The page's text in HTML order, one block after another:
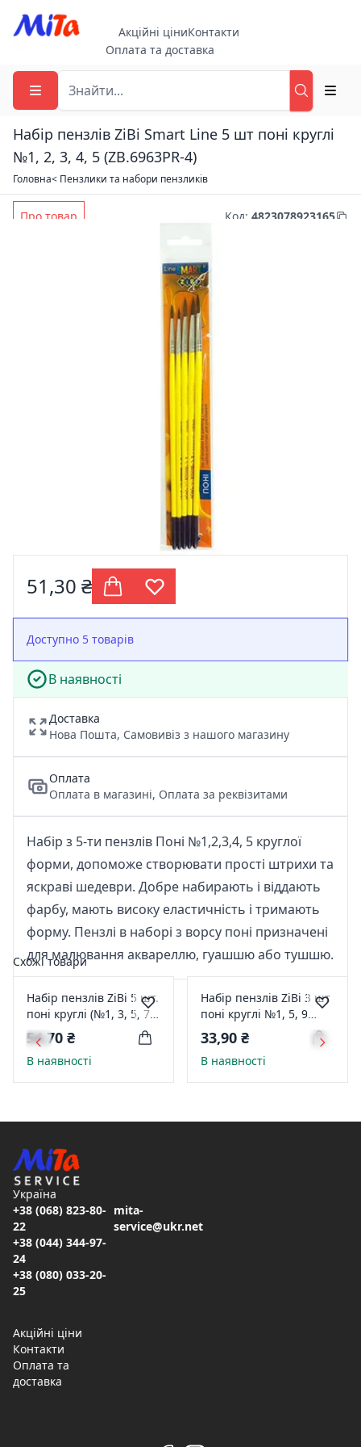
Акційні ціниКонтакти
Оплата та доставка
Набір пензлів ZiBi Smart Line 5 шт поні круглі
№1, 2, 3, 4, 5 (ZB.6963PR-4)
Головна< Пензлики та набори пензликів
Про товар Код: 4823078923165
51,30 ₴
Доступно 5 товарів
В наявності
Доставка
Нова Пошта, Самовивіз з нашого магазину
Оплата
Оплата в магазині, Оплата за реквізитами
Набір з 5-ти пензлів Поні №1,2,3,4, 5 круглої
форми, допоможе створювати прості штрихи та
яскраві шедеври. Добре набирають і віддають
фарбу, мають високу еластичність і тримають
форму. Пензлі в наборі з ворсу поні призначені
для малювання аквареллю, гуашшю або тушшю.
Схожі товари
Набір пензлів ZiBi 5 шт.
поні круглі (№1, 3, 5, 7,
10) (ZB.6963PR-5)
54,70 ₴
В наявності
Набір пензлів ZiBi 3 шт
поні круглі №1, 5, 9
(ZB.6963PR-3)
33,90 ₴
В наявності
Україна
+38 (068) 823-80-
22
+38 (044) 344-97-
24
+38 (080) 033-20-
25
mita-
service@ukr.net
Акційні ціни
Контакти
Оплата та
доставка